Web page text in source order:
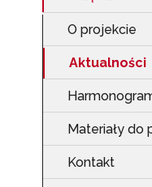
O projekcie
Aktualności
Materiały do
Kontakt